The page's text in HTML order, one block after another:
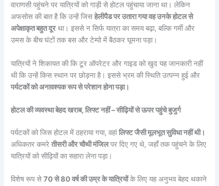
वाराणसी पहुंचने पर यात्रियों को गाड़ी से होटल पहुंचाया जाना था। लेकिन
अफसोस की बात है कि उन्हें जिसहेलीपैड पर उतारा गया वह उनके होटल से
अपेक्षाकृत बहुत दूरथा। इससे न सिर्फ यात्रा का समय बढ़ा, बल्कि गर्मी और
उमस के बीच घंटों तक बस और टेम्पो में बैठकर घूमना पड़ा।
यात्रियों ने शिकायत की कि टूर ऑपरेटर और गाइड को खुद यह जानकारी नहीं
थी कि उन्हें किस स्थान पर छोड़ना है। इससे भ्रम की स्थिति उत्पन्न हुई और
पर्यटकों को अनावश्यक रूप से परेशान होना पड़ा।
होटल की व्यवस्था बेहद खराब, लिफ्ट नहीं – सीढ़ियों से ऊपर पहुंचे बुजुर्ग
पर्यटकों को जिस होटल में ठहराया गया, वहांलिफ्ट जैसी मूलभूत सुविधा नहीं थी।
अधिकतर कमरेतीसरी और चौथी मंजिलपर दिए गए थे, जहाँ तक पहुंचने के लिए
यात्रियों को सीढ़ियों का सहारा लेना पड़ा।
विशेष रूप से70 से 80 वर्ष की उम्र के यात्रियोंके लिए यह अनुभव बेहद थकाने